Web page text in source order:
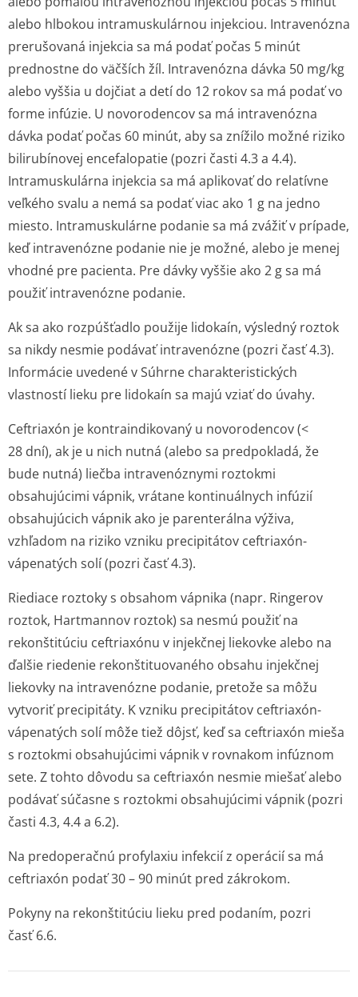
alebo hlbokou intramuskulárnou injekciou. Intravenózna
prerušovaná injekcia sa má podať počas 5 minút
prednostne do väčších žíl. Intravenózna dávka 50 mg/kg
alebo vyššia u dojčiat a detí do 12 rokov sa má podať vo
forme infúzie. U novorodencov sa má intravenózna
dávka podať počas 60 minút, aby sa znížilo možné riziko
bilirubínovej encefalopatie (pozri časti 4.3 a 4.4).
Intramuskulárna injekcia sa má aplikovať do relatívne
veľkého svalu a nemá sa podať viac ako 1 g na jedno
miesto. Intramuskulárne podanie sa má zvážiť v prípade,
keď intravenózne podanie nie je možné, alebo je menej
vhodné pre pacienta. Pre dávky vyššie ako 2 g sa má
použiť intravenózne podanie.
Ak sa ako rozpúšťadlo použije lidokaín, výsledný roztok
sa nikdy nesmie podávať intravenózne (pozri časť 4.3).
Informácie uvedené v Súhrne charakteristických
vlastností lieku pre lidokaín sa majú vziať do úvahy.
Ceftriaxón je kontraindikovaný u novorodencov (<
28 dní), ak je u nich nutná (alebo sa predpokladá, že
bude nutná) liečba intravenóznymi roztokmi
obsahujúcimi vápnik, vrátane kontinuálnych infúzií
obsahujúcich vápnik ako je parenterálna výživa,
vzhľadom na riziko vzniku precipitátov ceftriaxón-
vápenatých solí (pozri časť 4.3).
Riediace roztoky s obsahom vápnika (napr. Ringerov
roztok, Hartmannov roztok) sa nesmú použiť na
rekonštitúciu ceftriaxónu v injekčnej liekovke alebo na
ďalšie riedenie rekonštituovaného obsahu injekčnej
liekovky na intravenózne podanie, pretože sa môžu
vytvoriť precipitáty. K vzniku precipitátov ceftriaxón-
vápenatých solí môže tiež dôjsť, keď sa ceftriaxón mieša
s roztokmi obsahujúcimi vápnik v rovnakom infúznom
sete. Z tohto dôvodu sa ceftriaxón nesmie miešať alebo
podávať súčasne s roztokmi obsahujúcimi vápnik (pozri
časti 4.3, 4.4 a 6.2).
Na predoperačnú profylaxiu infekcií z operácií sa má
ceftriaxón podať 30 – 90 minút pred zákrokom.
Pokyny na rekonštitúciu lieku pred podaním, pozri
časť 6.6.